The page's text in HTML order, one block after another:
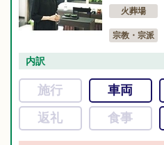
火葬場
宗教・宗派
内訳
施行 車両
返礼
食事